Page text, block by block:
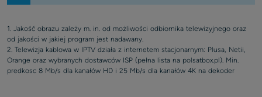
1. Jakość obrazu zależy m. in. od możliwości odbiornika telewizyjnego oraz
od jakości w jakiej program jest nadawany.
2. Telewizja kablowa w IPTV działa z internetem stacjonarnym: Plusa, Netii,
Orange oraz wybranych dostawców ISP (pełna lista na polsatbox.pl). Min.
predkosc 8 Mb/s dla kanałów HD i 25 Mb/s dla kanałów 4K na dekoder